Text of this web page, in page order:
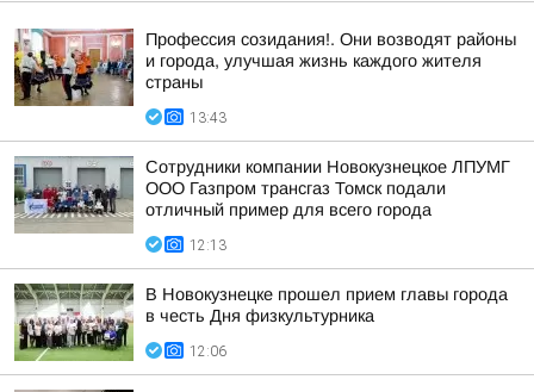
Профессия созидания!. Они возводят районы
и города, улучшая жизнь каждого жителя
страны
13:43
Сотрудники компании Новокузнецкое ЛПУМГ
ООО Газпром трансгаз Томск подали
отличный пример для всего города
12:13
В Новокузнецке прошел прием главы города
в честь Дня физкультурника
12:06